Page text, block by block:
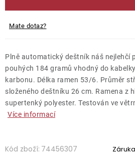
Mate dotaz?
Plně automatický deštník náš nejlehčí
pouhých 184 gramů vhodný do
karbonu. Délka ramen 53/6. Průměr
složeného deštníku 26 cm. Ramena z
supertenký polyester. Testován ve
Více informací
Kód zboží: 74456307 Záruka